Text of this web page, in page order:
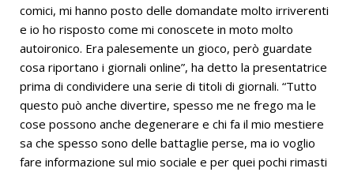
comici, mi hanno posto delle domandate molto irriverenti
e io ho risposto come mi conoscete in moto molto
autoironico. Era palesemente un gioco, però guardate
cosa riportano i giornali online”, ha detto la presentatrice
prima di condividere una serie di titoli di giornali. “Tutto
questo può anche divertire, spesso me ne frego ma le
cose possono anche degenerare e chi fa il mio mestiere
sa che spesso sono delle battaglie perse, ma io voglio
fare informazione sul mio sociale e per quei pochi rimasti